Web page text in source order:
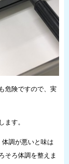
危険ですので、実
ます。
調が悪いと味は
そろ体調を整えま